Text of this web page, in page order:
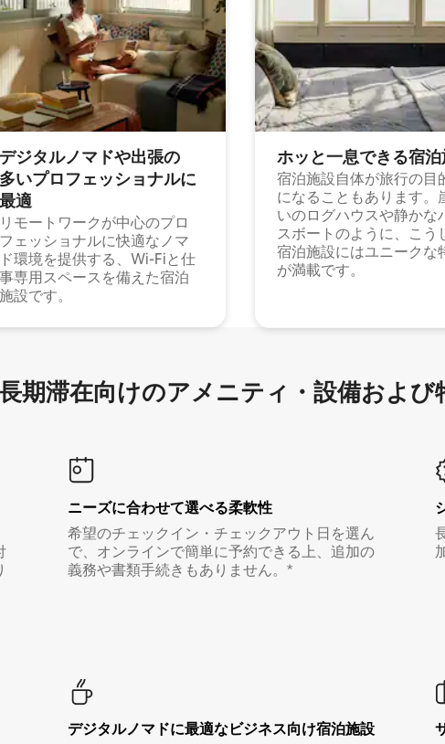
デジタルノマドや出⁠張⁠の
多⁠いプ⁠ロ⁠フ⁠ェ⁠ッ⁠シ⁠ョ⁠ナ⁠ル⁠に
最⁠適
リモートワークが中心のプロ
フェッショナルに快適なノマ
ド環境を提供する、Wi-Fiと仕
事専用スペースを備えた宿泊
施設です。
ホッと一⁠息⁠で⁠き⁠る宿⁠
宿泊施設自体が旅行の目
になることもあります。
いのログハウスや静かな
スボートのように、こう
宿泊施設にはユニークな
が満載です。
期滞在向け⁠のア⁠メ⁠ニ⁠テ⁠ィ⁠・設⁠備⁠および
ニーズに合わせて選べる柔軟性
希望のチェックイン・チェックアウト日を選ん
で、オンラインで簡単に予約できる上、追加の
義務や書類手続きもありません。*
デジタルノマド⁠に最⁠適⁠なビ⁠ジ⁠ネ⁠ス⁠向⁠け宿⁠泊⁠施⁠設